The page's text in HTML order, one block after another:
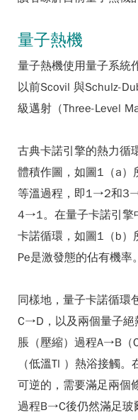
量子熱機
量子熱機使用量子系統
以前Scovil 與Schulz-
級邁射（Three-Level
古典卡諾引擎的熱力循
體積作圖，如圖1（a）
等溫過程，即1→2和
4→1。在量子卡諾引擎
卡諾循環，如圖1（b
Pe是激發態的佔有機率。
同樣地，量子卡諾循環
C→D，以及兩個量子
脹（壓縮）過程A→B（
（低溫Tl ）熱浴接觸
可逆的，需要滿足兩個
過程B→C後仍然滿足玻